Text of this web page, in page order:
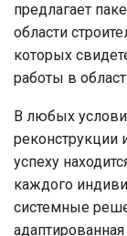
предлагает
области
которых
работы в
В любых
реконструкции
успеху
каждого
системные